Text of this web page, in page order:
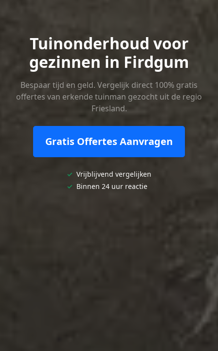
Tuinonderhoud voor
gezinnen in Firdgum
Bespaar tijd en geld. Vergelijk direct 100% gratis
offertes van erkende tuinman gezocht uit de regio
Friesland.
Gratis Offertes Aanvragen
✓ Vrijblijvend vergelijken
✓ Binnen 24 uur reactie